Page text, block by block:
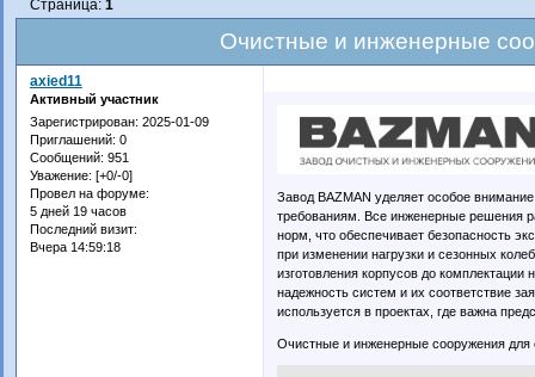
Очистные и инженерные
Страница: 1
axied11
Активный участник
Зарегистрирован: 2025-01-09
Приглашений: 0
Сообщений: 951
Уважение: [+0/-0]
Провел на форуме:
5 дней 19 часов
Последний визит:
Вчера 14:59:18
Завод BAZMAN уделяет особое
требованиям. Все инженерные решения
норм, что обеспечивает безопасность
при изменении нагрузки и сезонных
изготовления корпусов до
надежность систем и их соответствие
используется в проектах, где важна
Очистные и инженерные сооружения для